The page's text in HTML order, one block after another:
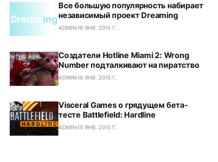
Все большую популярность набирает
независимый проект Dreaming
ADMIN16 ЯНВ. 2015 Г.
Создатели Hotline Miami 2: Wrong
Number подталкивают на пиратство
ADMIN16 ЯНВ. 2015 Г.
Visceral Games о грядущем бета-
тесте Battlefield: Hardline
ADMIN15 ЯНВ. 2015 Г.